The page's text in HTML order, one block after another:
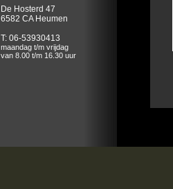
De Hosterd 47
6582 CA Heumen
T: 06-53930413
maandag t/m vrijdag
van 8.00 t/m 16.30 uur